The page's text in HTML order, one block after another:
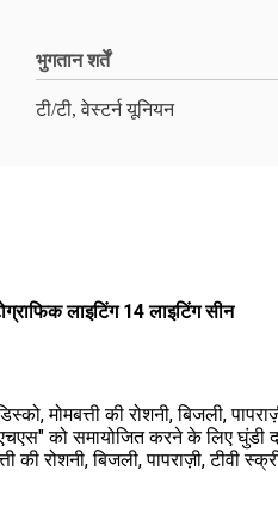
भुगतान शर्तें
टी/टी, वेस्टर्न यूनियन
लाइटिंग 14 लाइटिंग सीन
मोमबत्ती की रोशनी, बिजली,
को समायोजित करने के लिए घुंडी
की रोशनी, बिजली, पापराज़ी, टीवी